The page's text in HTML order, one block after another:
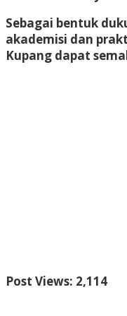
Sebagai bentuk
akademisi dan
Kupang dapat
Post Views: 2,114